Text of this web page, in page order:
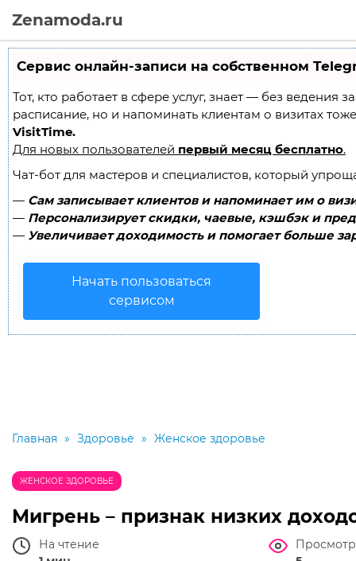
Zenamoda.ru
Сервис онлайн-записи на собственном
Тот, кто работает в сфере услуг, знает — без ведения
расписание, но и напоминать клиентам о визитах
VisitTime.
Для новых пользователей первый месяц бесплатно.
Чат-бот для мастеров и специалистов, который
— Сам записывает клиентов и напоминает им о
— Персонализирует скидки, чаевые, кэшбэк и
— Увеличивает доходимость и помогает больше
Начать пользоваться
сервисом
Главная » Здоровье » Женское здоровье
ЖЕНСКОЕ ЗДОРОВЬЕ
Мигрень – признак низких
На чтение